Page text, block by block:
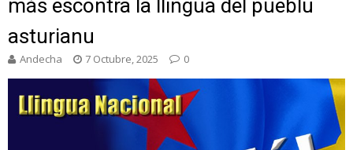
más escontra la llingua del pueblu
asturianu
Andecha 7 Octubre, 2025 0